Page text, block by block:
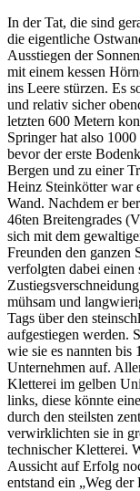
In der Tat, die sind
die eigentliche
Ausstiegen der
mit einem kessen
ins Leere stürzen. Es
und relativ sicher
letzten 600 Metern
Springer hat also
bevor der erste
Bergen und zu einer
Heinz Steinkötter war
Wand. Nachdem er
46ten Breitengrades
sich mit dem
Freunden den ganzen
verfolgten dabei einen
mühsam und
Tags über den
aufgestiegen werden.
wie sie es nannten bis
Unternehmen auf.
Kletterei im gelben
links, diese könnte
durch den steilsten
verwirklichten sie in
technischer Kletterei.
Aussicht auf Erfolg
entstand ein „Weg